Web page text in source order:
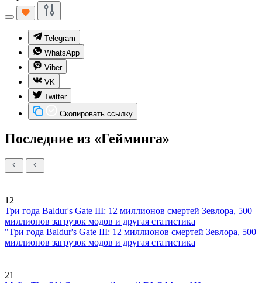
Telegram
WhatsApp
Viber
VK
Twitter
Скопировать ссылку
Последние из «Гейминга»
12
Три года Baldur's Gate III: 12 миллионов смертей Зевлора, 500
миллионов загрузок модов и другая статистика
"Три года Baldur's Gate III: 12 миллионов смертей Зевлора, 500
миллионов загрузок модов и другая статистика
21